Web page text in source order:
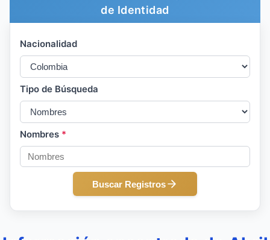
de Identidad
Nacionalidad
Tipo de Búsqueda
Nombres *
Buscar Registros